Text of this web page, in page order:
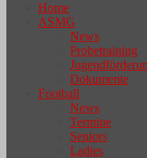
Home
ASMG
News
Probetraining
Dokumente
Football
News
Termine
Seniors
Ladies